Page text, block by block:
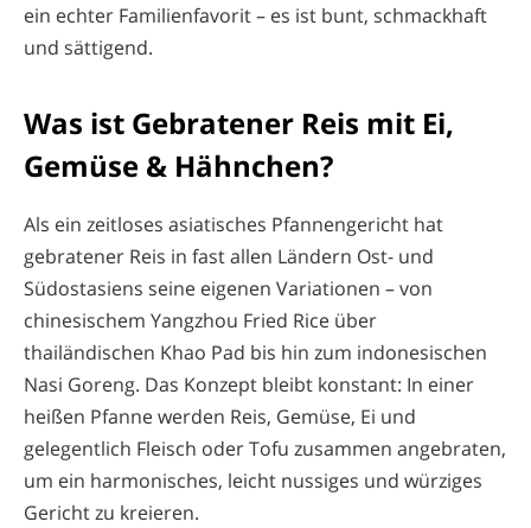
ein echter Familienfavorit – es ist bunt, schmackhaft
und sättigend.
Was ist Gebratener Reis mit Ei,
Gemüse & Hähnchen?
Als ein zeitloses asiatisches Pfannengericht hat
gebratener Reis in fast allen Ländern Ost- und
Südostasiens seine eigenen Variationen – von
chinesischem Yangzhou Fried Rice über
thailändischen Khao Pad bis hin zum indonesischen
Nasi Goreng. Das Konzept bleibt konstant: In einer
heißen Pfanne werden Reis, Gemüse, Ei und
gelegentlich Fleisch oder Tofu zusammen angebraten,
um ein harmonisches, leicht nussiges und würziges
Gericht zu kreieren.